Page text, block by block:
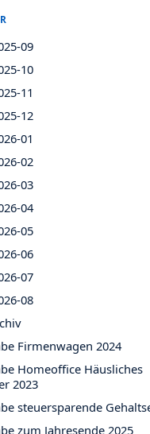
09
10
11
12
01
02
03
04
05
06
07
08
Firmenwagen 2024
Homeoffice Häusliches
2023
steuersparende
zum Jahresende 2025